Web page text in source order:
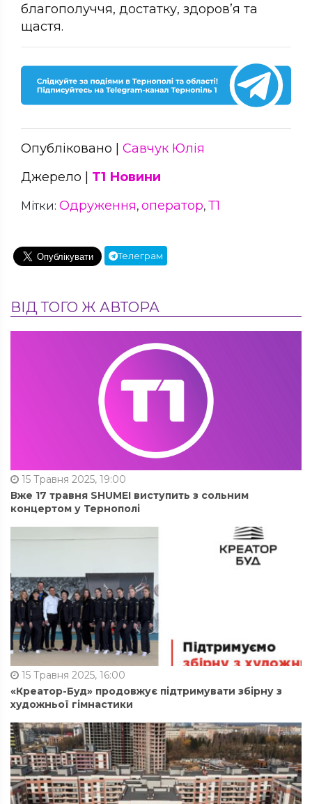
благополуччя, достатку, здоров’я та
щастя.
Опубліковано | Савчук Юлія
Джерело | Т1 Новини
Мітки: Одруження, оператор, Т1
Телеграм
ВІД ТОГО Ж АВТОРА
15 Травня 2025, 19:00
Вже 17 травня SHUMEI виступить з сольним
концертом у Тернополі
15 Травня 2025, 16:00
«Креатор-Буд» продовжує підтримувати збірну з
художньої гімнастики